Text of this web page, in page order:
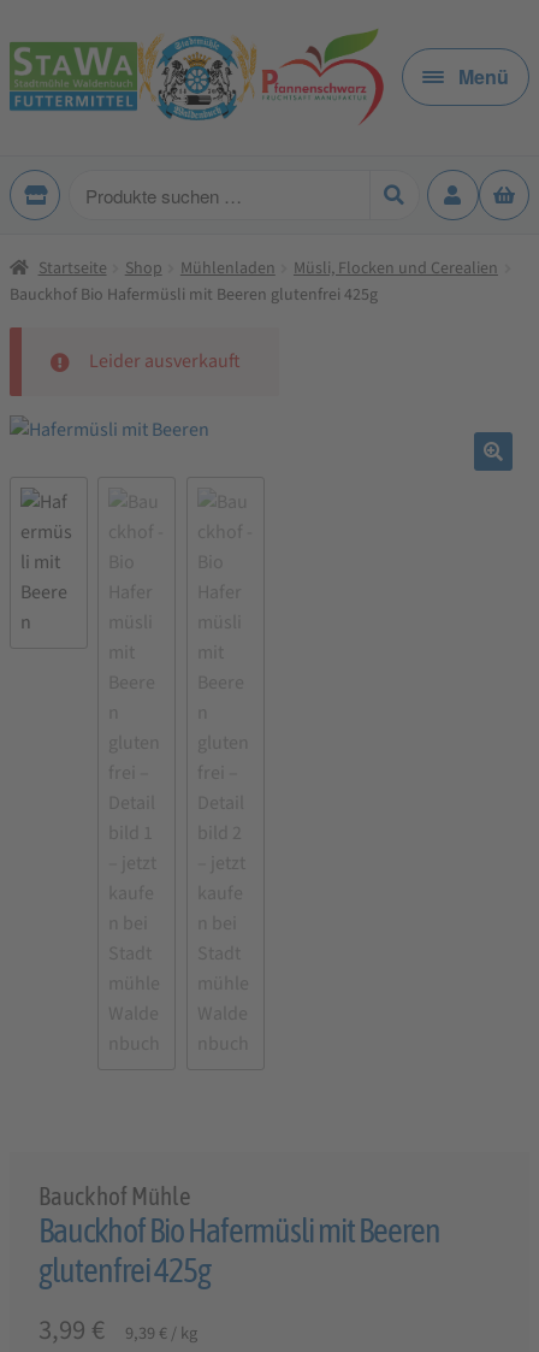
Zur
Navigation
springen
Zum
Inhalt
springen
Menü
Produkte
Startseite Shop Mühlenladen
Müsli, Flocken und Cerealien
Bauckhof Bio Hafermüsli mit Beeren glutenfrei 425g
Leider ausverkauft
Bauckhof Mühle
Bauckhof Bio Hafermüsli mit Beeren
glutenfrei 425g
3,99 € 9,39 €/kg